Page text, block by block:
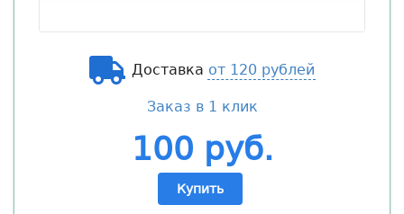
Доставка от 120 рублей
Заказ в 1 клик
100 руб.
Купить